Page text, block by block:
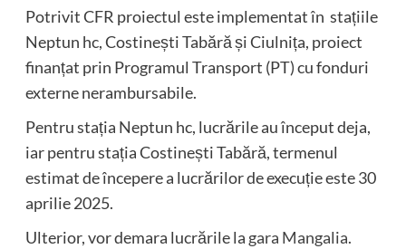
Potrivit CFR proiectul este implementat în stațiile
Neptun hc, Costinești Tabără și Ciulnița, proiect
finanțat prin Programul Transport (PT) cu fonduri
externe nerambursabile.
Pentru stația Neptun hc, lucrările au început deja,
iar pentru stația Costinești Tabără, termenul
estimat de începere a lucrărilor de execuție este 30
aprilie 2025.
Ulterior, vor demara lucrările la gara Mangalia.